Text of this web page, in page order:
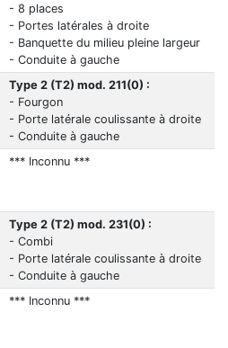
- 8 places
- Portes latérales à droite
- Banquette du milieu pleine largeur
- Conduite à gauche
Type 2 (T2) mod. 211(0) :
- Fourgon
- Porte latérale coulissante à droite
- Conduite à gauche
*** Inconnu ***
Type 2 (T2) mod. 231(0) :
- Combi
- Porte latérale coulissante à droite
- Conduite à gauche
*** Inconnu ***